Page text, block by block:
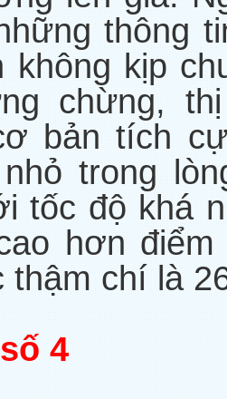
thông
không kịp
chừng,
bản tích
trong
tốc độ khá
hơn
thậm chí là
4